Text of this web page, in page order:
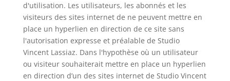
d'utilisation. Les utilisateurs, les abonnés et les
visiteurs des sites internet de ne peuvent mettre en
place un hyperlien en direction de ce site sans
l'autorisation expresse et préalable de Studio
Vincent Lassiaz. Dans l'hypothèse où un utilisateur
ou visiteur souhaiterait mettre en place un hyperlien
en direction d’un des sites internet de Studio Vincent